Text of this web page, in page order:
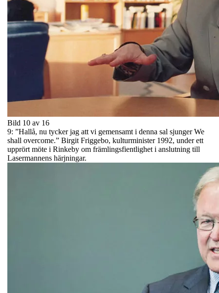
Bild 10 av 16
9: ”Hallå, nu tycker jag att vi gemensamt i denna sal sjunger We
shall overcome.” Birgit Friggebo, kulturminister 1992, under ett
upprört möte i Rinkeby om främlingsfientlighet i anslutning till
Lasermannens härjningar.